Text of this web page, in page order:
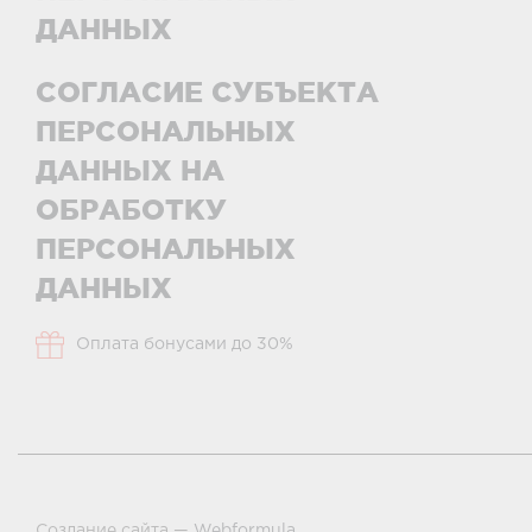
ДАННЫХ
СОГЛАСИЕ СУБЪЕКТА
ПЕРСОНАЛЬНЫХ
ДАННЫХ НА
ОБРАБОТКУ
ПЕРСОНАЛЬНЫХ
ДАННЫХ
Оплата бонусами до 30%